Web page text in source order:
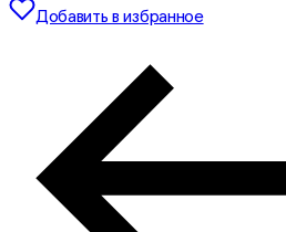
Добавить в избранное